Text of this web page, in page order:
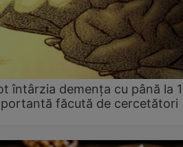
întârzia demența cu până la
făcută de cercetători